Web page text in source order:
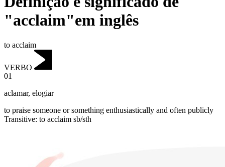
"acclaim"em inglês
to acclaim
VERBO
01
aclamar, elogiar
to praise someone or something enthusiastically and often publicly
Transitive: to acclaim sb/sth